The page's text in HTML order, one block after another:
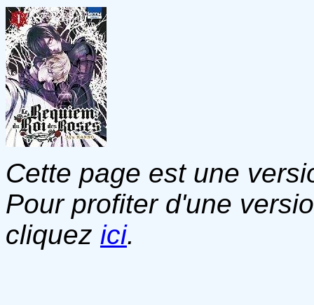
Cette page est une
Pour profiter d'une
cliquez ici.